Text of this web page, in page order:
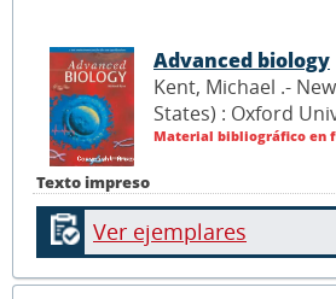
Texto impreso
Advanced biology
Kent, Michael .-
States) : Oxford
Material bibliográfico en
Ver ejemplares